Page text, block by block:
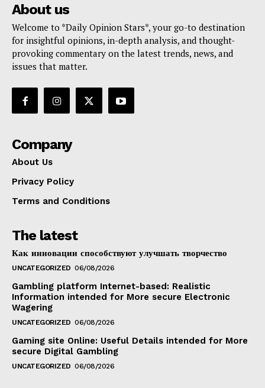
About us
Welcome to *Daily Opinion Stars*, your go-to destination
for insightful opinions, in-depth analysis, and thought-
provoking commentary on the latest trends, news, and
issues that matter.
Company
About Us
Privacy Policy
Terms and Conditions
The latest
Как инновации способствуют улучшать творчество
UNCATEGORIZED 06/08/2026
Gambling platform Internet-based: Realistic
Information intended for More secure Electronic
Wagering
UNCATEGORIZED 06/08/2026
Gaming site Online: Useful Details intended for More
secure Digital Gambling
UNCATEGORIZED 06/08/2026